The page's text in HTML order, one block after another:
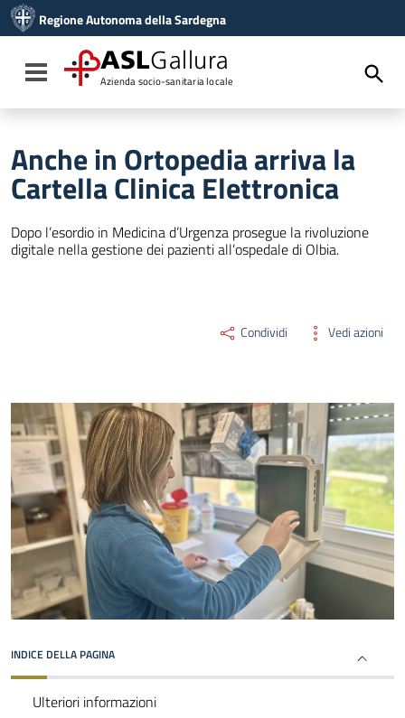
Vai al menu di navigazione
Vai al footer
Regione Autonoma della Sardegna
Toggle navigation
ASLGallura
Azienda socio-sanitaria locale
Anche in Ortopedia arriva la
Cartella Clinica Elettronica
Dopo l’esordio in Medicina d’Urgenza prosegue la rivoluzione
digitale nella gestione dei pazienti all’ospedale di Olbia.
Condividi Vedi azioni
INDICE DELLA PAGINA
Ulteriori informazioni